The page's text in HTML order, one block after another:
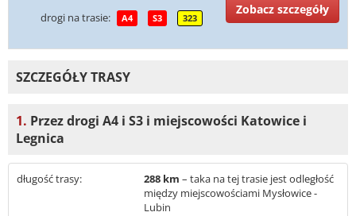
drogi na trasie: A4 S3 323
Zobacz szczegóły
SZCZEGÓŁY TRASY
1. Przez drogi A4 i S3 i miejscowości Katowice i
Legnica
długość trasy: 288 km – taka na tej trasie jest odległość
między miejscowościami Mysłowice -
Lubin